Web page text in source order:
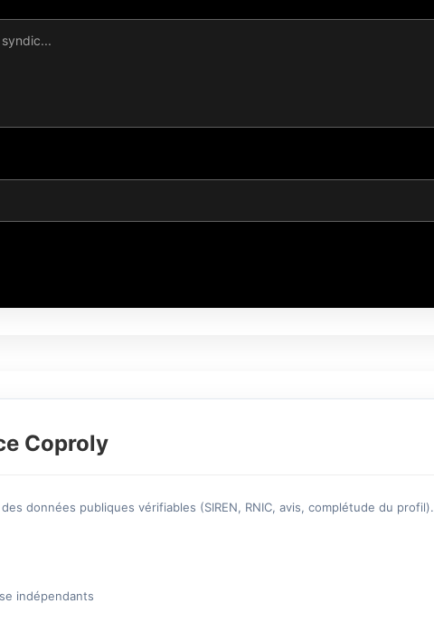
Coproly
données publiques vérifiables (SIREN, RNIC, avis, complétude du profil).
indépendants